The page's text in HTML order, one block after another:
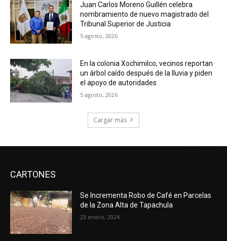
Juan Carlos Moreno Guillén celebra
nombramiento de nuevo magistrado del
Tribunal Superior de Justicia
5 agosto, 2026
En la colonia Xochimilco, vecinos reportan
un árbol caído después de la lluvia y piden
el apoyo de autoridades
5 agosto, 2026
Cargar más
CARTONES
Se Incrementa Robo de Café en Parcelas
de la Zona Alta de Tapachula
23 enero, 2024